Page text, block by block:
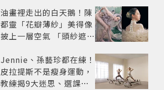
油畫裡走出的白天鵝！陳
都靈「花瓣薄紗」美得像
披上一層空氣 「頭紗遮
太仙
Jennie、孫藝珍都在練！
皮拉提斯不是瘦身運動，
教練揭9大迷思、選課真